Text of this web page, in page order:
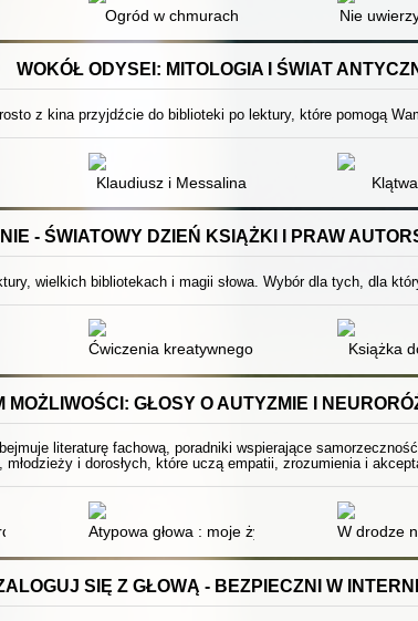
Ogród w chmurach Nie
WOKÓŁ ODYSEI: MITOLOGIA I ŚWIAT
z kina przyjdźcie do biblioteki po lektury, które pomogą
Klaudiusz i Messalina
- ŚWIATOWY DZIEŃ KSIĄŻKI I PRAW
wielkich bibliotekach i magii słowa. Wybór dla tych, dla
czytać Ćwiczenia kreatywnego pisania : i Szekspir
Książka
MOŻLIWOŚCI: GŁOSY O AUTYZMIE I
literaturę fachową, poradniki wspierające
i dorosłych, które uczą empatii, zrozumienia i
własnych zasad
: poradnik dla dzieci i młodzieży z zespołem
Atypowa głowa : moje życie w spektrum :
W drodze
SIĘ Z GŁOWĄ - BEZPIECZNI W